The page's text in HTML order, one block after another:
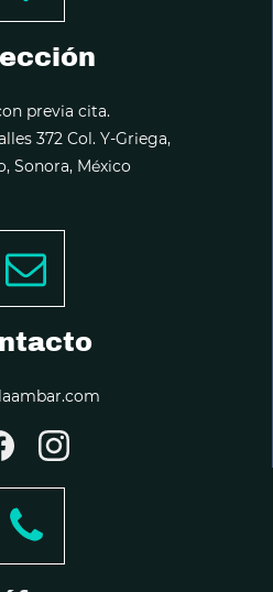
previa cita.
372 Col. Y-Griega,
Sonora, México